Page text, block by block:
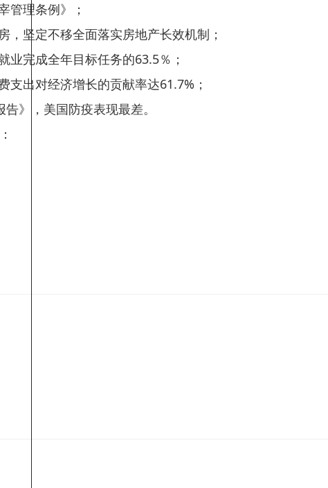
理条例》；
坚定不移全面落实房地产长效机制；
完成全年目标任务的63.5％；
出对经济增长的贡献率达61.7%；
》，美国防疫表现最差。